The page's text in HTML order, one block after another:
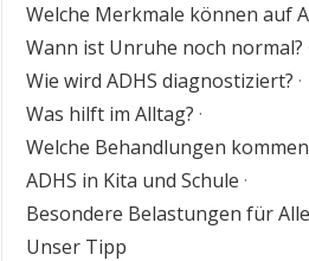
Welche Merkmale können auf
Wann ist Unruhe noch normal? ·
Wie wird ADHS diagnostiziert? ·
Was hilft im Alltag? ·
Welche Behandlungen
ADHS in Kita und Schule ·
Besondere Belastungen für
Unser Tipp